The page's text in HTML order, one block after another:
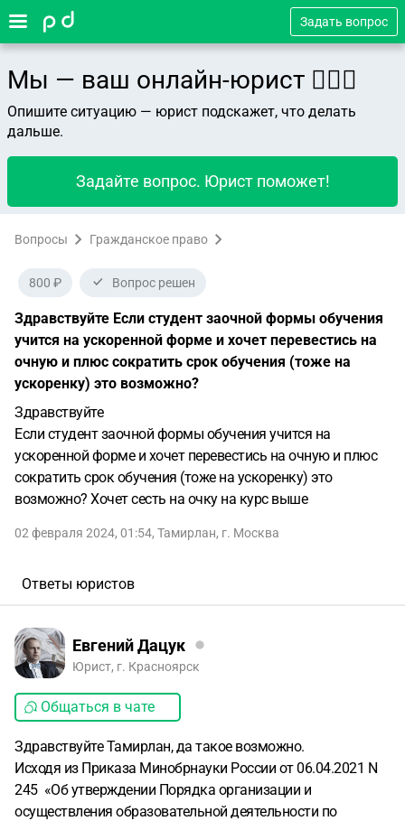
Задать вопрос
Мы — ваш онлайн-юрист 👨🏻‍⚖️
Опишите ситуацию — юрист подскажет, что делать
дальше.
Задайте вопрос. Юрист поможет!
Вопросы Гражданское право
800 ₽ Вопрос решен
Здравствуйте Если студент заочной формы обучения
учится на ускоренной форме и хочет перевестись на
очную и плюс сократить срок обучения (тоже на
ускоренку) это возможно?
Здравствуйте
Если студент заочной формы обучения учится на
ускоренной форме и хочет перевестись на очную и плюс
сократить срок обучения (тоже на ускоренку) это
возможно? Хочет сесть на очку на курс выше
02 февраля 2024, 01:54, Тамирлан, г. Москва
Ответы юристов
Евгений Дацук
Юрист, г. Красноярск
Общаться в чате
Здравствуйте Тамирлан, да такое возможно.
Исходя из Приказа Минобрнауки России от 06.04.2021 N
245 «Об утверждении Порядка организации и
осуществления образовательной деятельности по